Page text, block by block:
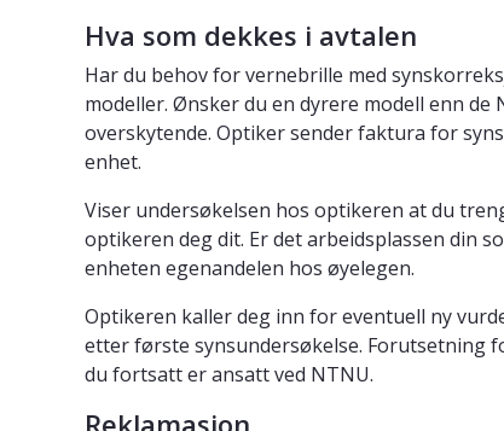
Hva som dekkes i avtalen
Har du behov for vernebrille med
modeller. Ønsker du en dyrere modell enn de
overskytende. Optiker sender faktura for
enhet.
Viser undersøkelsen hos optikeren at du
optikeren deg dit. Er det arbeidsplassen din
enheten egenandelen hos øyelegen.
Optikeren kaller deg inn for eventuell ny
etter første synsundersøkelse. Forutsetning
du fortsatt er ansatt ved NTNU.
Reklamasjon